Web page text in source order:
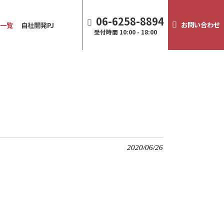
覧 自社開発PJ 06-6258-8894
受付時間 10:00 - 18:00
お問い合わせ
2020/06/26